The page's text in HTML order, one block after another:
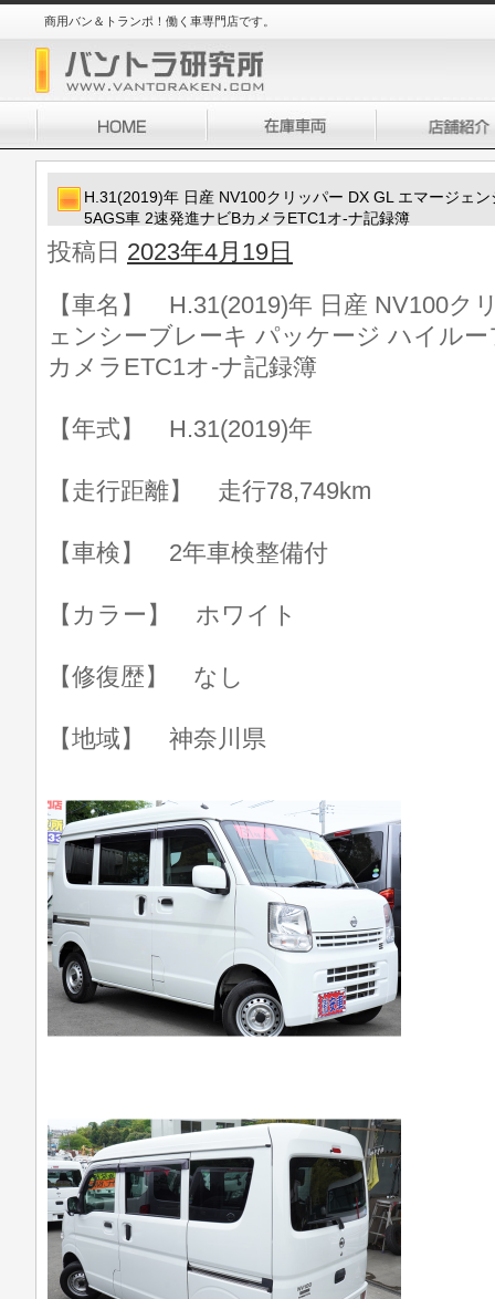
商用バン＆トランポ！働く車専門店です。
H.31(2019)年 日産 NV100クリッパー DX GL エマージェ
5AGS車 2速発進ナビBカメラETC1オ-ナ記録簿
投稿日 2023年4月19日
【車名】 H.31(2019)年 日産 NV100ク
ェンシーブレーキ パッケージ ハイル
カメラETC1オ-ナ記録簿
【年式】 H.31(2019)年
【走行距離】 走行78,749km
【車検】 2年車検整備付
【カラー】 ホワイト
【修復歴】 なし
【地域】 神奈川県